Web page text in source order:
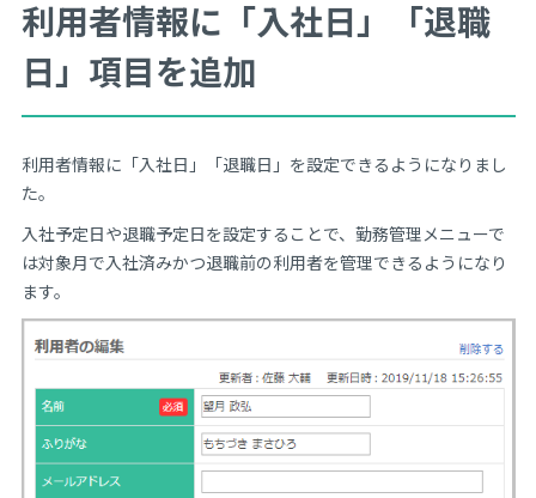
利用者情報に「入社日」「退職
日」項目を追加
利用者情報に「入社日」「退職日」を設定できるようになりまし
た。
入社予定日や退職予定日を設定することで、勤務管理メニューで
は対象月で入社済みかつ退職前の利用者を管理できるようになり
ます。